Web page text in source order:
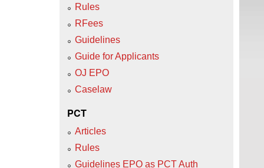
Rules
RFees
Guidelines
Guide for Applicants
OJ EPO
Caselaw
PCT
Articles
Rules
Guidelines EPO as PCT Auth